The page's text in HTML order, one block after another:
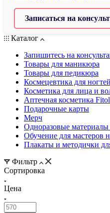
Записаться на
Каталог
Запишитесь на
Товары для маникюра
Товары для педикюра
Космецевтика для
Косметика для лица и
Аптечная косметика
Подарочные карты
Мерч
Одноразовые материалы
Обучение для мастеров
Плакаты и методички
Фильтр
Сортировка
Цена